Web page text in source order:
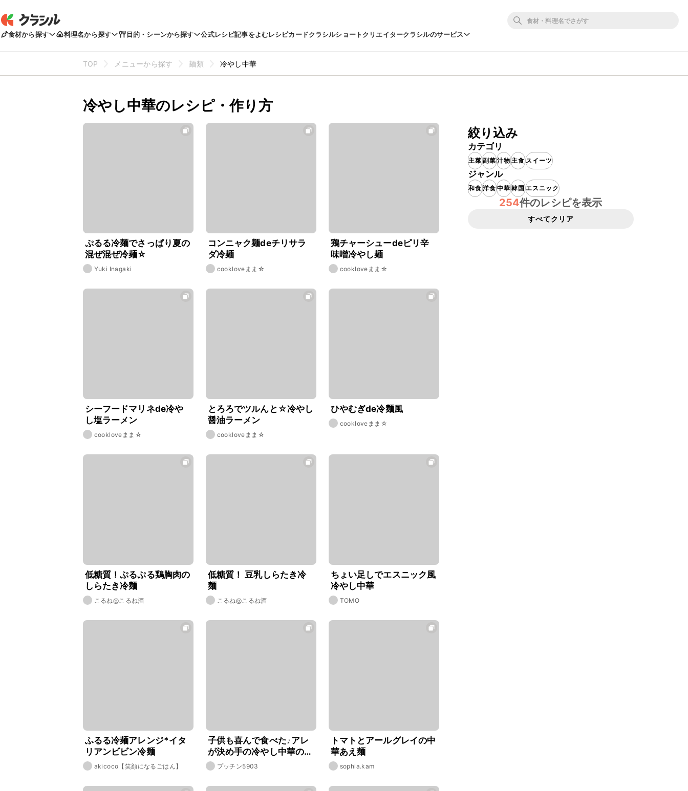
食材から探す 料理名から探す 目的・シーンから探す 公式レシピ記事をよむレシピカードクラシルショートクリエイタークラシルのサービス
TOP メニューから探す 麺類 冷やし中華
冷やし中華のレシピ・作り方
ぷるる冷麺でさっぱり夏の
混ぜ混ぜ冷麺☆
Yuki Inagaki
コンニャク麺deチリサラ
ダ冷麺
cookloveまま☆
鶏チャーシューdeピリ辛
味噌冷やし麺
cookloveまま☆
シーフードマリネde冷や
し塩ラーメン
cookloveまま☆
とろろでツルんと☆冷やし
醤油ラーメン
cookloveまま☆
ひやむぎde冷麺風
cookloveまま☆
低糖質！ぷるぷる鶏胸肉の
しらたき冷麺
こるね@こるね酒
低糖質！ 豆乳しらたき冷
麺
こるね@こるね酒
ちょい足しでエスニック風
冷やし中華
TOMO
ふるる冷麺アレンジ*イタ
リアンビビン冷麺
akicoco【笑顔になるごはん】
子供も喜んで食べた♪アレ
が決め手の冷やし中華のタ
レ レシピ・作り方
プッチン5903
トマトとアールグレイの中
華あえ麺
sophia.kam
絞り込み
カテゴリ
主菜副菜汁物主食スイーツ
ジャンル
和食洋食中華韓国エスニック
254件のレシピを表示
すべてクリア